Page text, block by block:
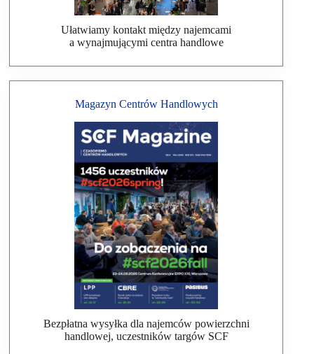
Ułatwiamy kontakt między najemcami
a wynajmującymi centra handlowe
Magazyn Centrów Handlowych
Bezpłatna wysyłka dla najemców powierzchni
handlowej, uczestników targów SCF